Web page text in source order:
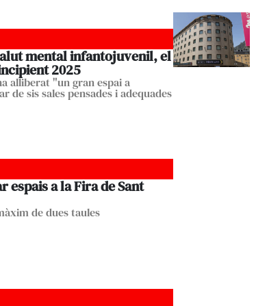
mental infantojuvenil, el
2025
alliberat "un gran espai a
de sis sales pensades i adequades
a la Fira de Sant
de dues taules